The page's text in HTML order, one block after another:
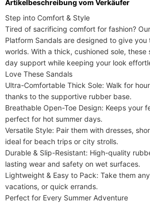
Strandpantoffeln für
Damen V0164
Artikelbeschreibung vom Verkäufer
​​​​Step into Comfort & Style​​
Tired of sacrificing comfort for fashion?
Platform Sandals​​ are designed to give
worlds. With a ​​thick, cushioned sole​​, these
day support while keeping your look
Love These Sandals​​
​​Ultra-Comfortable Thick Sole​​: Walk for
thanks to the supportive rubber base.
​​Breathable Open-Toe Design​​: Keeps your
perfect for hot summer days.
​​Versatile Style​​: Pair them with dresses,
ideal for beach trips or city strolls.
​​Durable & Slip-Resistant​​: High-quality
lasting wear and safety on wet surfaces.
​​Lightweight & Easy to Pack​​: Take them
vacations, or quick errands.
​​Perfect for Every Summer Adventure​​